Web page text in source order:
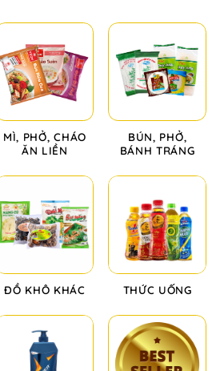
MÌ, PHỞ, CHÁO
ĂN LIỀN
BÚN, PHỞ,
BÁNH TRÁNG
ĐỒ KHÔ KHÁC THỨC UỐNG